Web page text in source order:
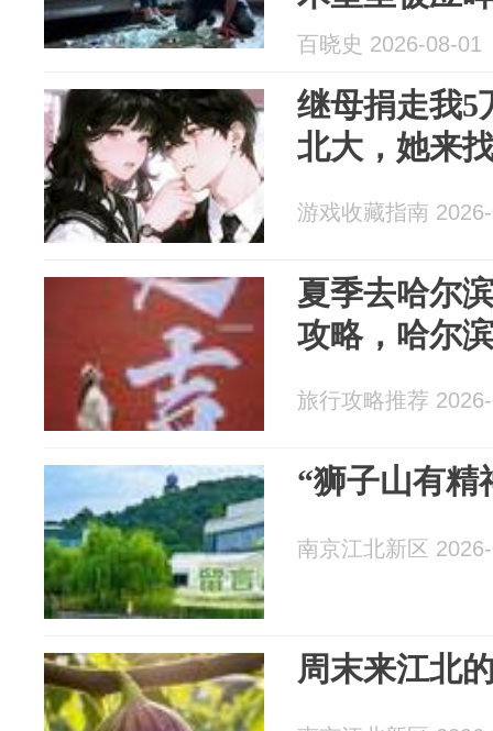
以琛听完当
百晓史 2026-08-01
继母捐走我5
北大，她来
游戏收藏指南
夏季去哈尔
攻略，哈尔
旅行攻略推荐
“狮子山有精
南京江北新区
周末来江北